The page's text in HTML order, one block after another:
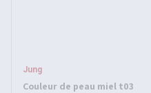
Jung
Couleur de peau miel t03